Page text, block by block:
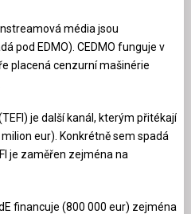
média jsou
pod EDMO). CEDMO funguje v
placená cenzurní mašinérie
je další kanál, kterým přitékají
eur). Konkrétně sem spadá
je zaměřen zejména na
financuje (800 000 eur) zejména